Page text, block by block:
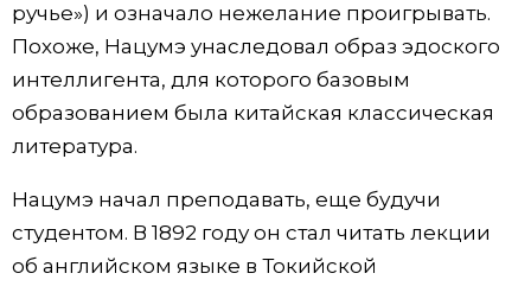
ручье») и означало нежелание проигрывать.
Похоже, Нацумэ унаследовал образ эдоского
интеллигента, для которого базовым
образованием была китайская классическая
литература.
Нацумэ начал преподавать, еще будучи
студентом. В 1892 году он стал читать лекции
об английском языке в Токийской